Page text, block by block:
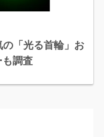
「光る首輪」お
調査